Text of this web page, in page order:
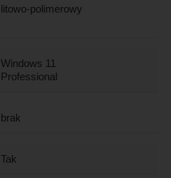
litowo-polimerowy
Windows 11
Professional
brak
Tak